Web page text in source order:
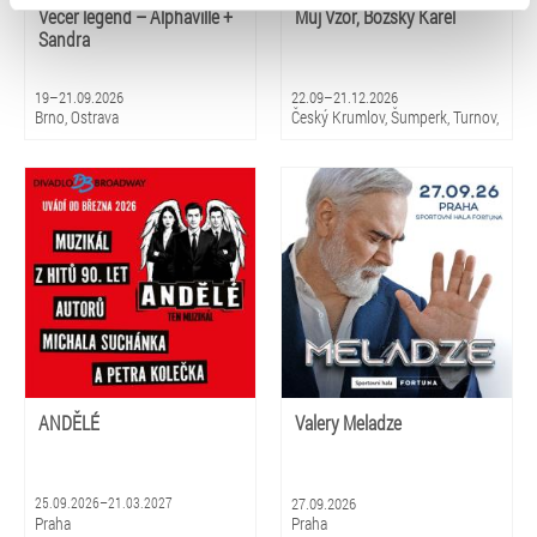
zpracování upravíte zaškrtnutím příslušné varianty. Svoji
Večer legend – Alphaville +
Sandra
19–21.09.2026
Brno, Ostrava
Můj Vzor, Božský Karel
22.09–21.12.2026
Český Krumlov, Šumperk, Turnov,
Varnsdorf, Ústí nad Labem,
Přerov
ANDĚLÉ
25.09.2026–21.03.2027
Praha
Valery Meladze
27.09.2026
Praha